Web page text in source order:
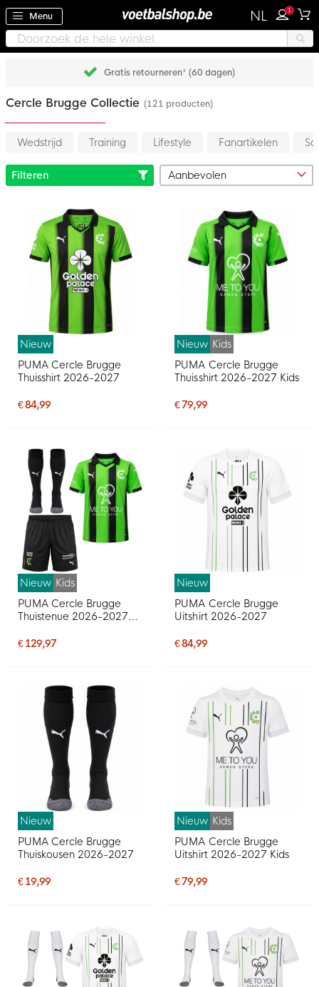
Menu NL 1
Gratis retourneren* (60 dagen)
Cercle Brugge Collectie (121 producten)
Wedstrijd Training Lifestyle Fanartikelen
Filteren
Nieuw
PUMA Cercle Brugge
Thuisshirt 2026-2027
€ 84,99
Nieuw Kids
PUMA Cercle Brugge
Thuisshirt 2026-2027 Kids
€ 79,99
Nieuw Kids
PUMA Cercle Brugge
Thuistenue 2026-2027
€ 129,97
Nieuw
PUMA Cercle Brugge
Uitshirt 2026-2027
€ 84,99
Nieuw
PUMA Cercle Brugge
Thuiskousen 2026-2027
€ 19,99
Nieuw Kids
PUMA Cercle Brugge
Uitshirt 2026-2027 Kids
€ 79,99